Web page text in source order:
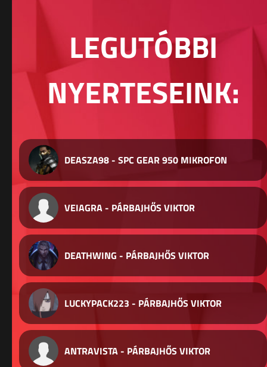
LEGUTÓBBI
NYERTESEINK:
DEASZA98 - SPC GEAR 950 MIKROFON
VEIAGRA - PÁRBAJHŐS VIKTOR
DEATHWING - PÁRBAJHŐS VIKTOR
LUCKYPACK223 - PÁRBAJHŐS VIKTOR
ANTRAVISTA - PÁRBAJHŐS VIKTOR